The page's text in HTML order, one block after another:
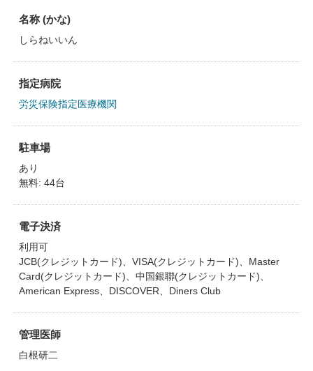
名称 (かな)
しらねいいん
指定病院
労災保険指定医療機関
駐車場
あり
無料: 44台
電子決済
利用可
JCB(クレジットカード)、VISA(クレジットカード)、Master
Card(クレジットカード)、中国銀聯(クレジットカード)、
American Express、DISCOVER、Diners Club
管理医師
白根研二